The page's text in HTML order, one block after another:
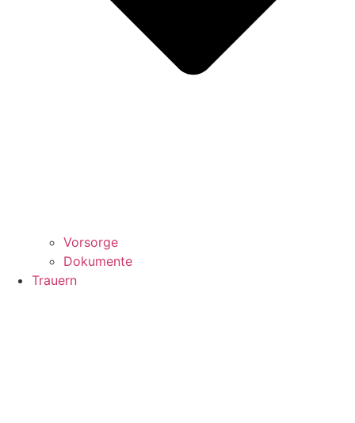
Vorsorge
Dokumente
Trauern